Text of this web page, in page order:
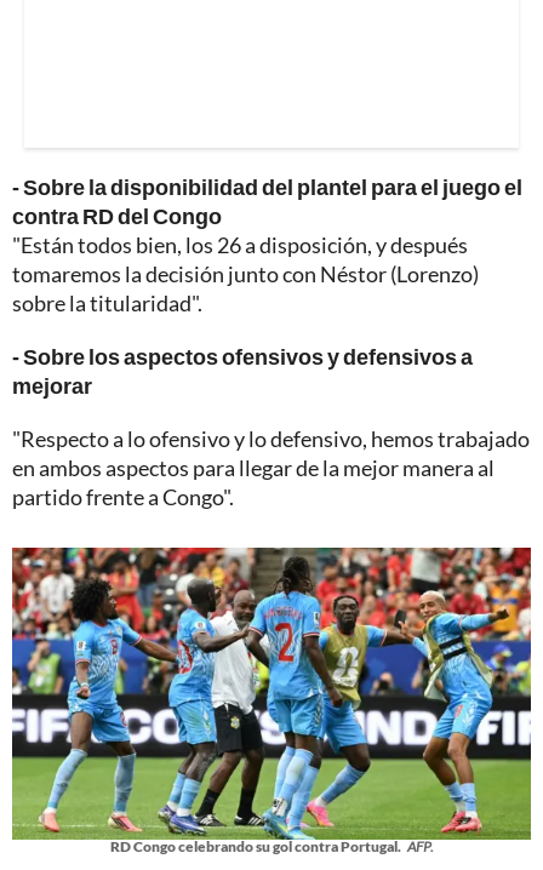
- Sobre la disponibilidad del plantel para el juego el
contra RD del Congo
"Están todos bien, los 26 a disposición, y después
tomaremos la decisión junto con Néstor (Lorenzo)
sobre la titularidad".
- Sobre los aspectos ofensivos y defensivos a
mejorar
"Respecto a lo ofensivo y lo defensivo, hemos trabajado
en ambos aspectos para llegar de la mejor manera al
partido frente a Congo".
RD Congo celebrando su gol contra Portugal. AFP.